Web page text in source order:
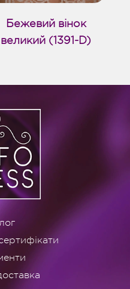
Бежевий вінок
великий (1391-D)